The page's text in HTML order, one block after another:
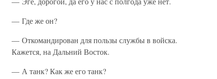
— Где же он?
— Откомандирован для пользы службы в войска.
Кажется, на Дальний Восток.
— А танк? Как же его танк?